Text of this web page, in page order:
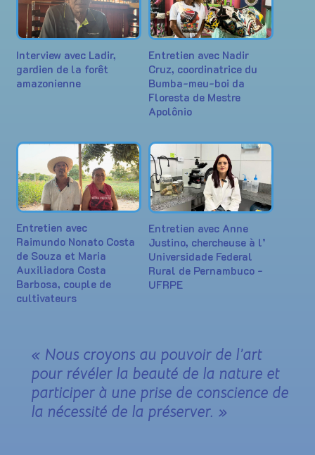
Interview avec Ladir,
gardien de la forêt
amazonienne
Entretien avec Nadir
Cruz, coordinatrice du
Bumba-meu-boi da
Floresta de Mestre
Apolônio
Entretien avec
Raimundo Nonato Costa
de Souza et Maria
Auxiliadora Costa
Barbosa, couple de
cultivateurs
Entretien avec Anne
Justino, chercheuse à l’
Universidade Federal
Rural de Pernambuco -
UFRPE
« Nous croyons au pouvoir de l’art
pour révéler la beauté de la nature et
participer à une prise de conscience de
la nécessité de la préserver. »